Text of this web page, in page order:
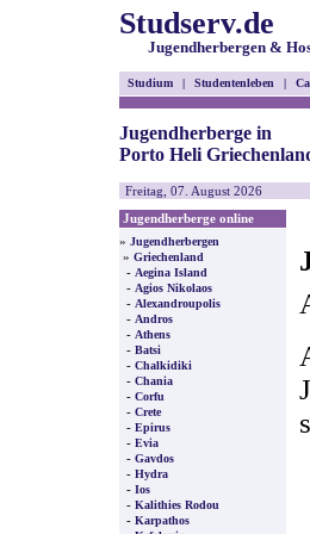
Studserv.de
Jugendherbergen &
Studium | Studentenleben |
Jugendherberge in
Porto Heli
Freitag, 07. August 2026
Jugendherberge online
» Jugendherbergen
» Griechenland
- Aegina Island
- Agios Nikolaos
- Alexandroupolis
- Andros
- Athens
- Batsi
- Chalkidiki
- Chania
- Corfu
- Crete
- Epirus
- Evia
- Gavdos
- Hydra
- Ios
- Kalithies Rodou
- Karpathos